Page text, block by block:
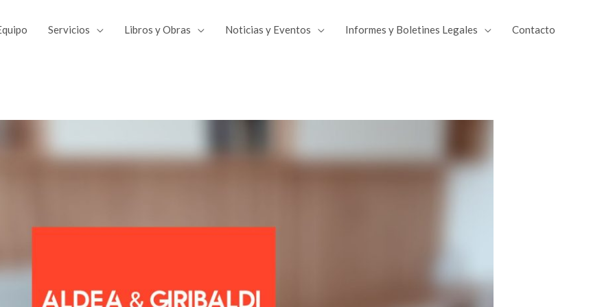
Servicios Libros y Obras Noticias y Eventos Informes y Boletines Legales Contacto
Compartir
Compartir
Compartir
Compartir